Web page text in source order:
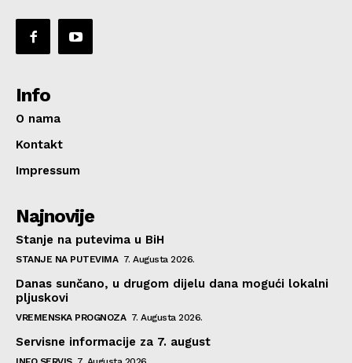
Info
O nama
Kontakt
Impressum
Najnovije
Stanje na putevima u BiH
STANJE NA PUTEVIMA 7. Augusta 2026.
Danas sunčano, u drugom dijelu dana mogući lokalni
pljuskovi
VREMENSKA PROGNOZA 7. Augusta 2026.
Servisne informacije za 7. august